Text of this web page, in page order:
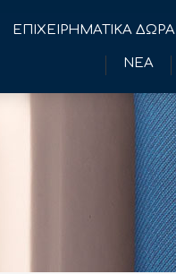
ΕΠΙΧΕΙΡΗΜΑΤΙΚΑ ΔΩΡΑ
ΝΕΑ